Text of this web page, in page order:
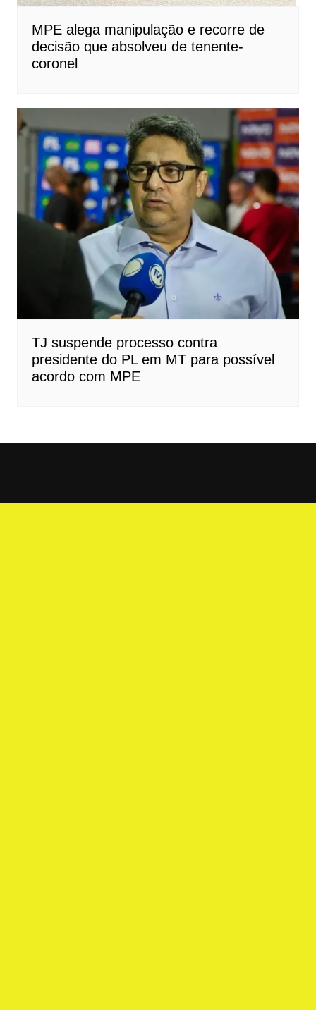
MPE alega manipulação e recorre de
decisão que absolveu de tenente-
coronel
TJ suspende processo contra
presidente do PL em MT para possível
acordo com MPE